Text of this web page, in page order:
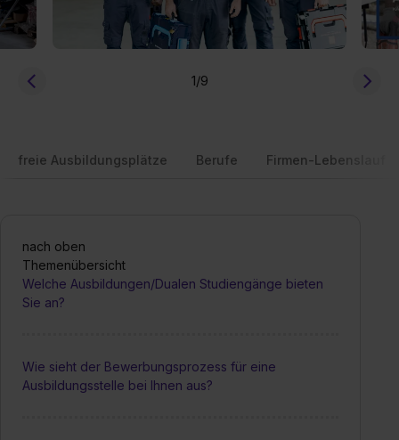
1/9
freie Ausbildungsplätze Berufe Firmen-Lebenslauf
nach oben
Themenübersicht
Welche Ausbildungen/Dualen Studiengänge bieten
Sie an?
Wie sieht der Bewerbungsprozess für eine
Ausbildungsstelle bei Ihnen aus?